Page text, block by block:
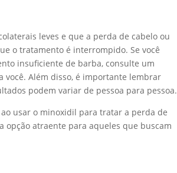
leves e que a perda de cabelo ou
o tratamento é interrompido. Se você
insuficiente de barba, consulte um
você. Além disso, é importante lembrar
podem variar de pessoa para pessoa.
usar o minoxidil para tratar a perda de
opção atraente para aqueles que buscam